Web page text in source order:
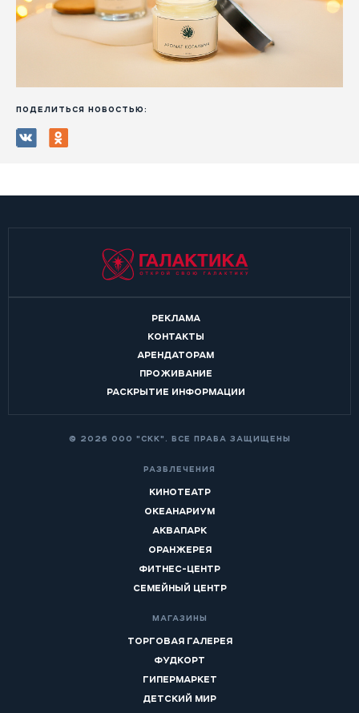
ПОДЕЛИТЬСЯ НОВОСТЬЮ:
РЕКЛАМА
КОНТАКТЫ
АРЕНДАТОРАМ
ПРОЖИВАНИЕ
РАСКРЫТИЕ ИНФОРМАЦИИ
© 2026 ООО "СКК". ВСЕ ПРАВА ЗАЩИЩЕНЫ
РАЗВЛЕЧЕНИЯ
КИНОТЕАТР
ОКЕАНАРИУМ
АКВАПАРК
ОРАНЖЕРЕЯ
ФИТНЕС-ЦЕНТР
СЕМЕЙНЫЙ ЦЕНТР
МАГАЗИНЫ
ТОРГОВАЯ ГАЛЕРЕЯ
ФУДКОРТ
ГИПЕРМАРКЕТ
ДЕТСКИЙ МИР